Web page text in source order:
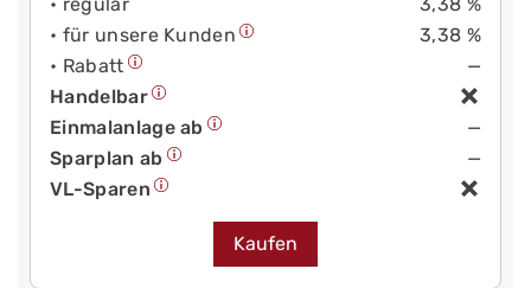
• für unsere Kunden
3,38 %
• Rabatt
—
Handelbar
Einmalanlage ab
—
Sparplan ab
—
VL-Sparen
Kaufen